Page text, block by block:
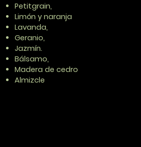
Petitgrain,
Limón y naranja
Lavanda,
Geranio,
Jazmín.
Bálsamo,
Madera de cedro
Almizcle